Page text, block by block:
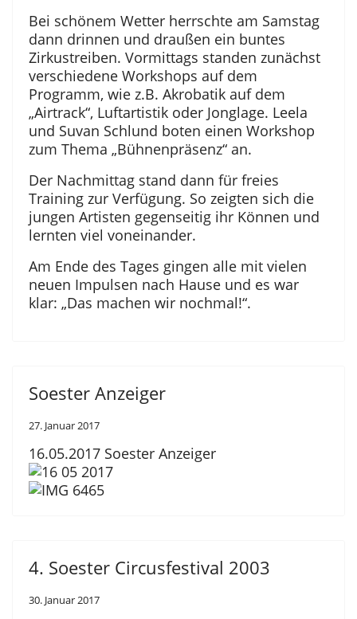
Bei schönem Wetter herrschte am Samstag
dann drinnen und draußen ein buntes
Zirkustreiben. Vormittags standen zunächst
verschiedene Workshops auf dem
Programm, wie z.B. Akrobatik auf dem
„Airtrack“, Luftartistik oder Jonglage. Leela
und Suvan Schlund boten einen Workshop
zum Thema „Bühnenpräsenz“ an.
Der Nachmittag stand dann für freies
Training zur Verfügung. So zeigten sich die
jungen Artisten gegenseitig ihr Können und
lernten viel voneinander.
Am Ende des Tages gingen alle mit vielen
neuen Impulsen nach Hause und es war
klar: „Das machen wir nochmal!“.
Soester Anzeiger
27. Januar 2017
16.05.2017 Soester Anzeiger
4. Soester Circusfestival 2003
30. Januar 2017